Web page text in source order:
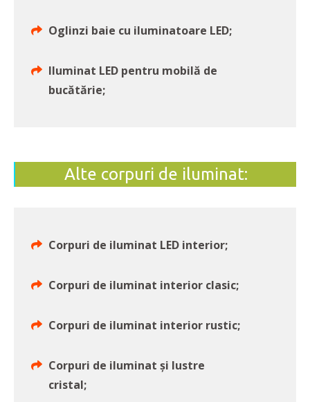
Oglinzi baie cu iluminatoare LED;
Iluminat LED pentru mobilă de
bucătărie;
Alte corpuri de iluminat:
Corpuri de iluminat LED interior;
Corpuri de iluminat interior clasic;
Corpuri de iluminat interior rustic;
Corpuri de iluminat și lustre
cristal;